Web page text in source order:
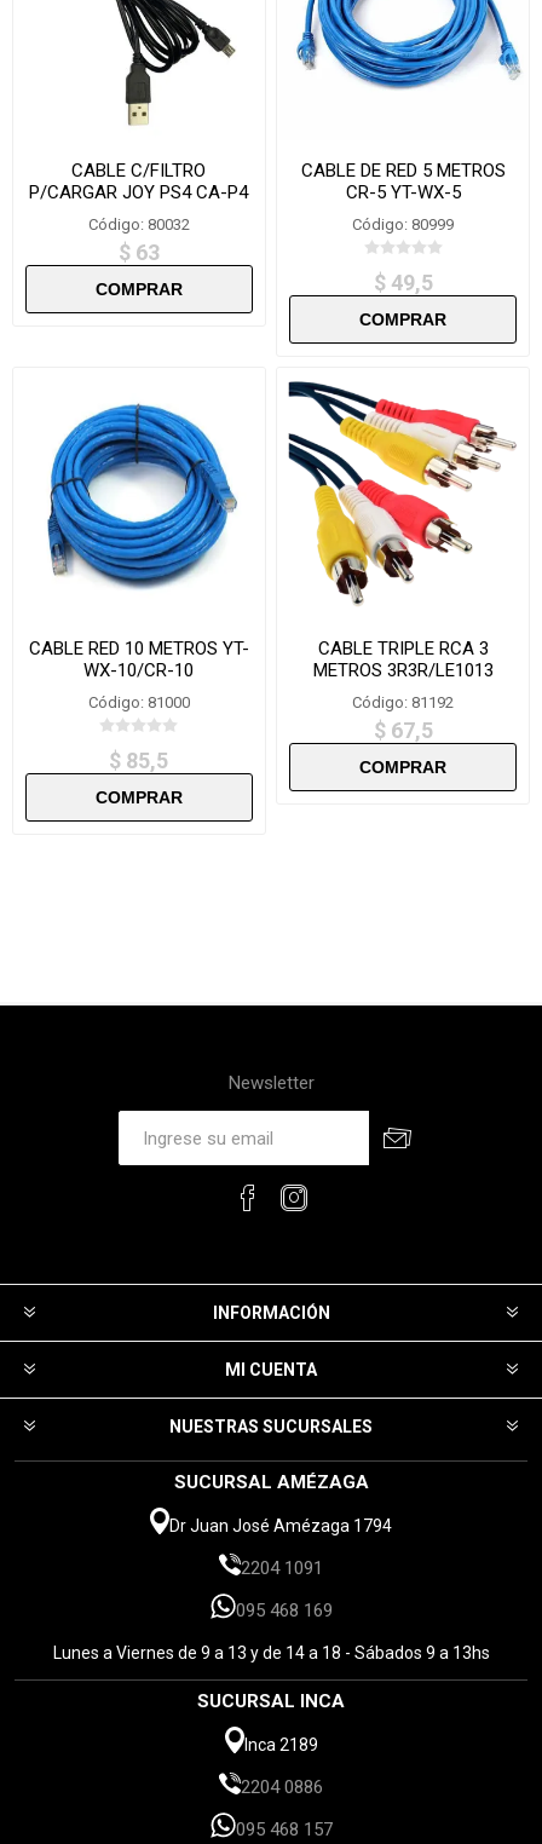
CABLE C/FILTRO
P/CARGAR JOY PS4 CA-P4
Código: 80032
$ 63
CABLE DE RED 5 METROS
CR-5 YT-WX-5
Código: 80999
$ 49,5
CABLE RED 10 METROS YT-
WX-10/CR-10
Código: 81000
$ 85,5
CABLE TRIPLE RCA 3
METROS 3R3R/LE1013
Código: 81192
$ 67,5
Newsletter
INFORMACIÓN
MI CUENTA
NUESTRAS SUCURSALES
SUCURSAL AMÉZAGA
Dr Juan José Amézaga 1794
2204 1091
095 468 169
Lunes a Viernes de 9 a 13 y de 14 a 18 - Sábados 9 a 13hs
SUCURSAL INCA
Inca 2189
2204 0886
095 468 157